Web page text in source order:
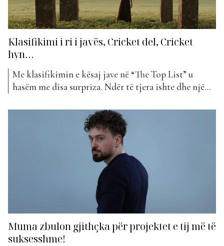
Klasifikimi i ri i javës, Cricket del, Cricket
hyn…
Me klasifikimin e kësaj jave në “The Top List” u
hasëm me disa surpriza. Ndër të tjera ishte dhe një
një bashkëpunim, të titulluar “Thema”. Dhe
rastësisht me hyrjen e re të këtij projekti në
klasifikimin e kësaj jave, një...
Muma zbulon gjithçka për projektet e tij më të
suksesshme!